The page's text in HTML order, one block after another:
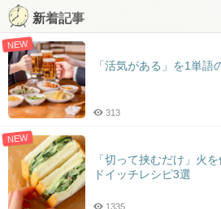
新着記事
NEW
「活気がある」を1単語
313
NEW
「切って挟むだけ」火
ドイッチレシピ3選
1335